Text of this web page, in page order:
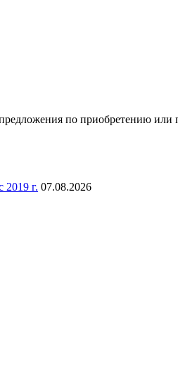
по приобретению или
2019 г. 07.08.2026